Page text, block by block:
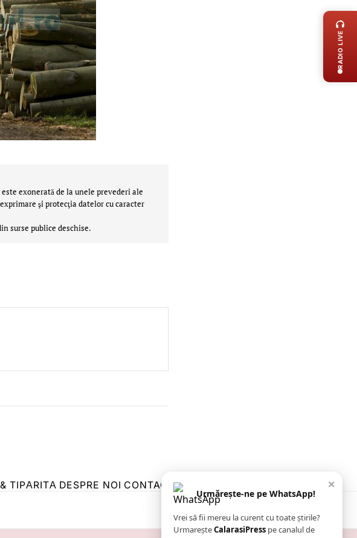
exonerată de la unele prevederi ale
şi protecţia datelor cu caracter
surse publice deschise.
TIPĂRITĂ DESPRE NOI CONTACT ZIARUL ANUNȚUL CĂLĂRĂȘEAN
×
Urmărește-ne pe WhatsApp!
Vrei să fii mereu la curent cu toate știrile?
UrmareșteCalarasiPress pe canalul de
RADIO LIVE